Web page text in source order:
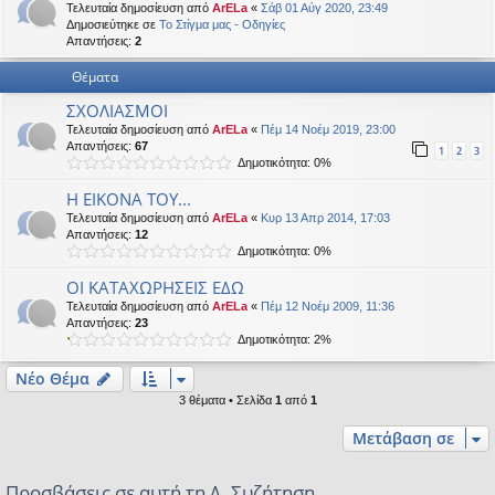
εις
Τελευταία δημοσίευση από ArELa « Σάβ 01 Αύγ 2020, 23:49
Δημοσιεύτηκε σε Το Στίγμα μας - Οδηγίες
Απαντήσεις: 2
Θέματα
ΣΧΟΛΙΑΣΜΟΙ
Τελευταία δημοσίευση από ArELa « Πέμ 14 Νοέμ 2019, 23:00
Απαντήσεις: 67 1 2 3
Δημοτικότητα: 0%
Η ΕΙΚΟΝΑ ΤΟΥ...
Τελευταία δημοσίευση από ArELa « Κυρ 13 Απρ 2014, 17:03
Απαντήσεις: 12
Δημοτικότητα: 0%
ΟΙ ΚΑΤΑΧΩΡΗΣΕΙΣ ΕΔΩ
Τελευταία δημοσίευση από ArELa « Πέμ 12 Νοέμ 2009, 11:36
Απαντήσεις: 23
Δημοτικότητα: 2%
Νέο Θέμα
3 θέματα • Σελίδα 1 από 1
Μετάβαση σε